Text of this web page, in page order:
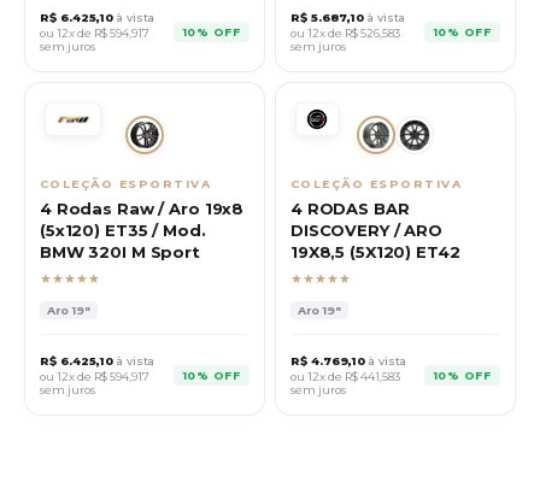
R$ 6.425,10 à vista
ou 12x de R$594,917
sem juros
10% OFF
R$ 5.687,10 à vista
ou 12x de R$526,583
sem juros
10% OFF
COLEÇÃO ESPORTIVA
4 Rodas Raw / Aro 19x8
(5x120) ET35 / Mod.
BMW 320I M Sport
★★★★★
Aro19"
R$ 6.425,10 à vista
ou 12x de R$594,917
sem juros
10% OFF
COLEÇÃO ESPORTIVA
4 RODAS BAR
DISCOVERY / ARO
19X8,5 (5X120) ET42
★★★★★
Aro19"
R$ 4.769,10 à vista
ou 12x de R$441,583
sem juros
10% OFF